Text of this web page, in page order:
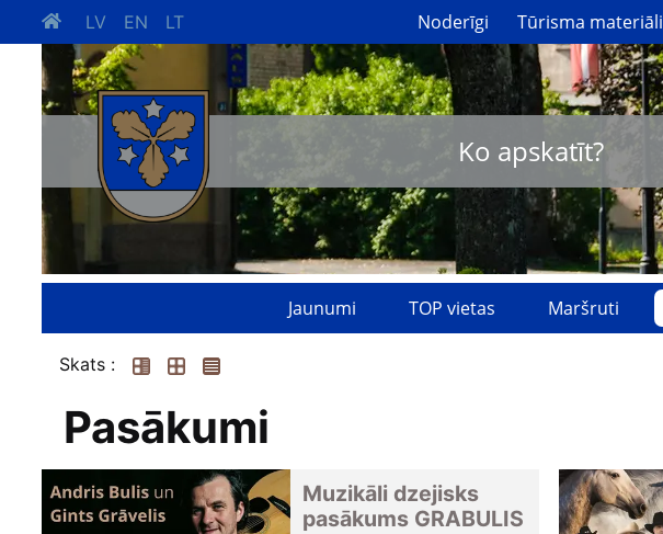
LV EN LT Noderīgi Tūrisma materiāli
Ko apskatīt?
Jaunumi TOP vietas Maršruti
Skats :
Pasākumi
Muzikāli dzejisks
pasākums GRABULIS